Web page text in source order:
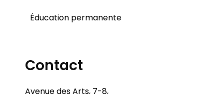
Éducation permanente
Contact
Avenue des Arts, 7-8,